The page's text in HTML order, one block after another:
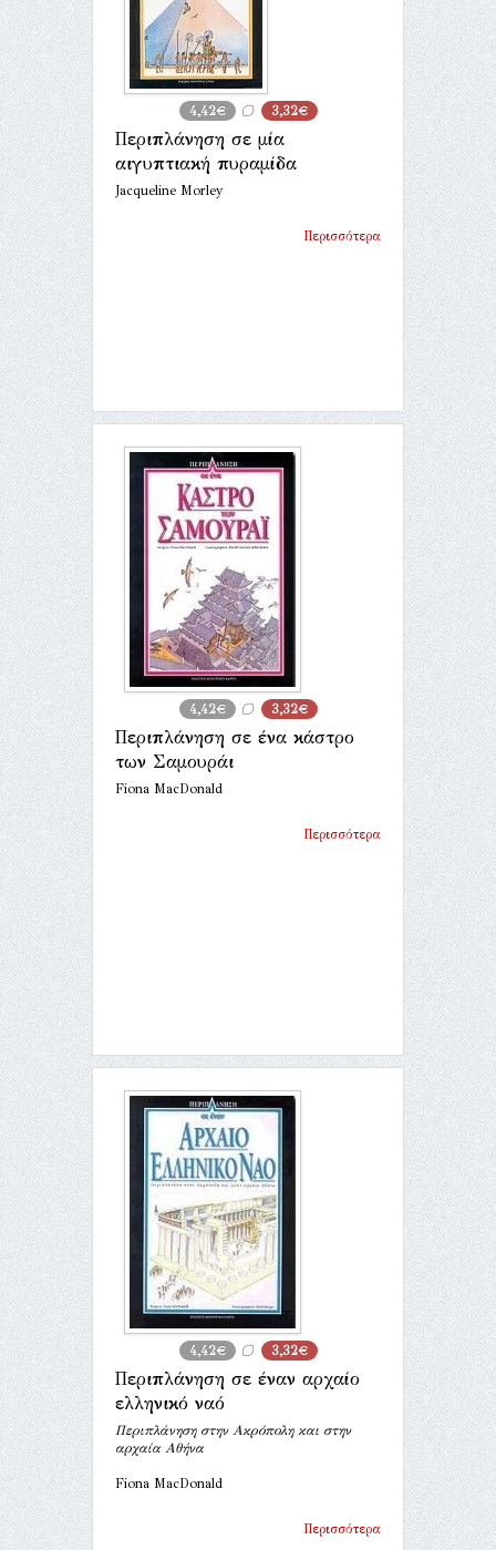
4,42€ 3,32€
Περιπλάνηση σε μία
αιγυπτιακή πυραμίδα
Jacqueline Morley
Περισσότερα
4,42€ 3,32€
Περιπλάνηση σε ένα κάστρο
των Σαμουράι
Fiona MacDonald
Περισσότερα
4,42€ 3,32€
Περιπλάνηση σε έναν αρχαίο
ελληνικό ναό
Περιπλάνηση στην Ακρόπολη και στην
αρχαία Αθήνα
Fiona MacDonald
Περισσότερα